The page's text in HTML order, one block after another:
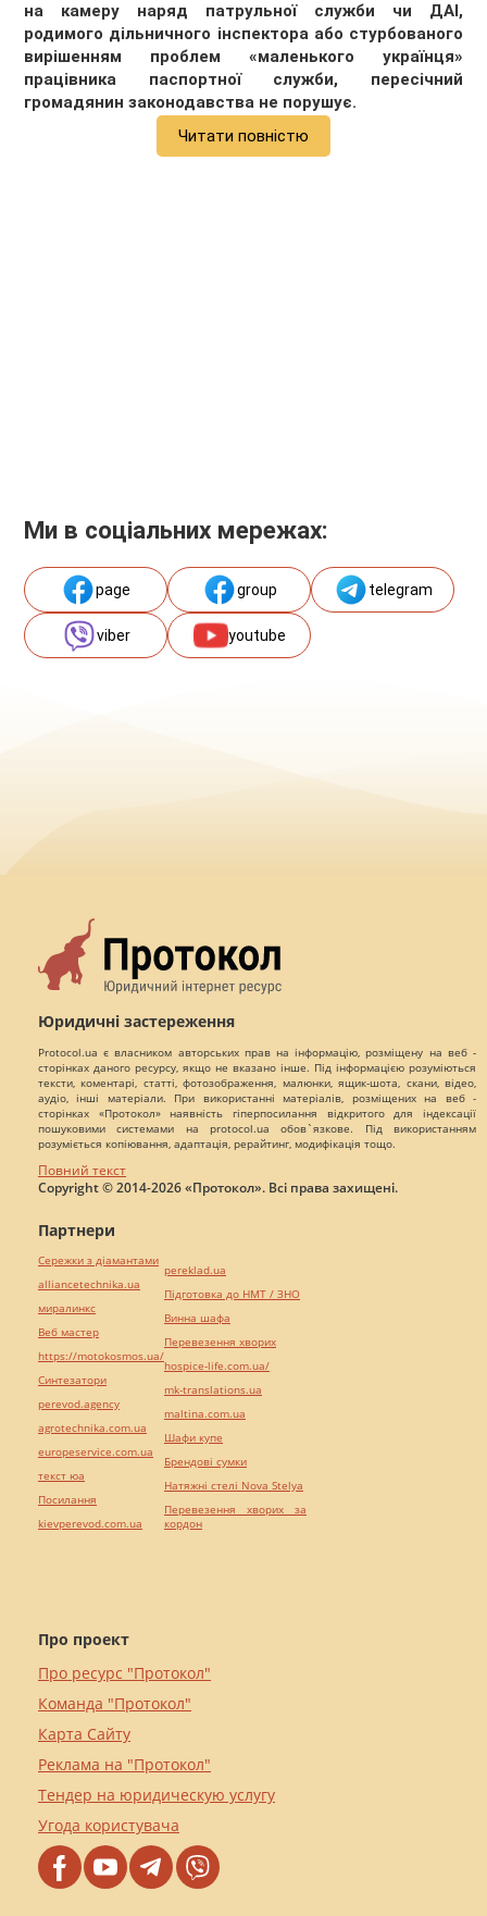
на камеру наряд патрульної служби чи ДАІ,
родимого дільничного інспектора або стурбованого
вирішенням проблем «маленького українця»
працівника паспортної служби, пересічний
громадянин законодавства не порушує.
Читати повністю
Ми в соціальних мережах:
page group telegram
viber youtube
Юридичні застереження
Protocol.ua є власником авторських прав на інформацію, розміщену на веб -
сторінках даного ресурсу, якщо не вказано інше. Під інформацією розуміються
тексти, коментарі, статті, фотозображення, малюнки, ящик-шота, скани, відео,
аудіо, інші матеріали. При використанні матеріалів, розміщених на веб -
сторінках «Протокол» наявність гіперпосилання відкритого для індексації
пошуковими системами на protocol.ua обов`язкове. Під використанням
розуміється копіювання, адаптація, рерайтинг, модифікація тощо.
Повний текст
Copyright © 2014-2026 «Протокол». Всі права захищені.
Про проект
Про ресурс "Протокол"
Команда "Протокол"
Карта Сайту
Реклама на "Протокол"
Тендер на юридическую услугу
Угода користувача
Партнери
Сережки з діамантами
alliancetechnika.ua
миралинкс
Веб мастер
https://motokosmos.ua/
Синтезатори
perevod.agency
agrotechnika.com.ua
europeservice.com.ua
текст юа
Посилання
kievperevod.com.ua
pereklad.ua
Підготовка до НМТ / ЗНО
Винна шафа
Перевезення хворих
hospice-life.com.ua/
mk-translations.ua
maltina.com.ua
Шафи купе
Брендові сумки
Натяжні стелі Nova Stelya
Перевезення хворих за
кордон